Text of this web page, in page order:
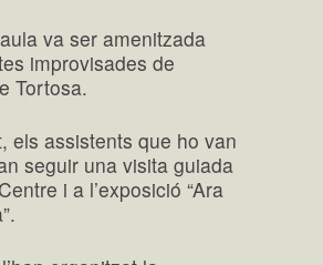
va ser amenitzada
improvisades de
Tortosa.
els assistents que ho van
seguir una visita guiada
i a l’exposició “Ara